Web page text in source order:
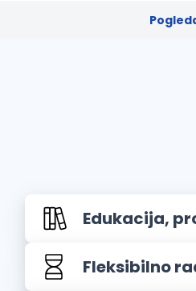
Edukacija,
Fleksibilno